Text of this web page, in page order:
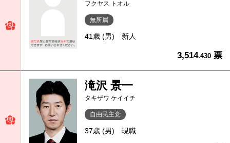
フクヤス トオル
無所属
41歳 (男) 新人
3,514.430 票
滝沢 景一
タキザワ ケイイチ
自由民主党
37歳 (男) 現職